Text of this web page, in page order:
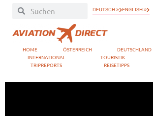
DEUTSCH » ENGLISH »
HOME ÖSTERREICH DEUTSCHLAND
INTERNATIONAL
TOURISTIK
TRIPREPORTS
REISETIPPS